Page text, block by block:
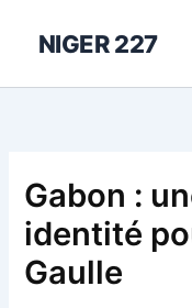
NIGER 227
Gabon :
identité
Gaulle